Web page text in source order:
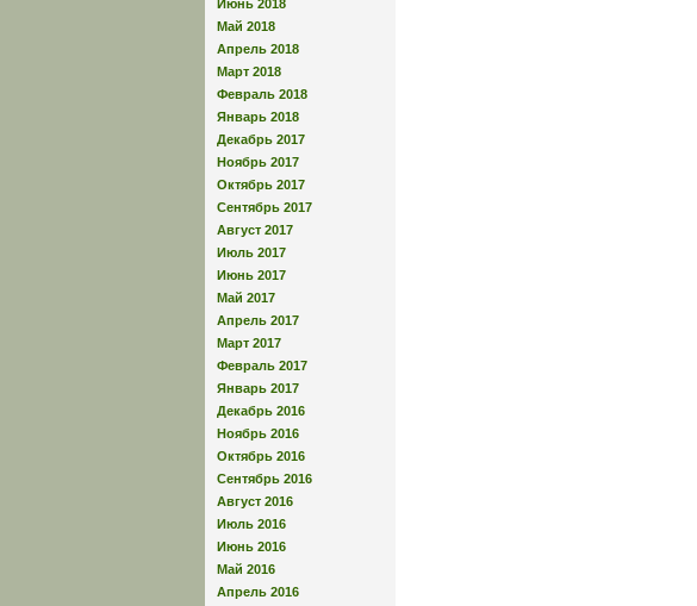
Июнь 2018
Май 2018
Апрель 2018
Март 2018
Февраль 2018
Январь 2018
Декабрь 2017
Ноябрь 2017
Октябрь 2017
Сентябрь 2017
Август 2017
Июль 2017
Июнь 2017
Май 2017
Апрель 2017
Март 2017
Февраль 2017
Январь 2017
Декабрь 2016
Ноябрь 2016
Октябрь 2016
Сентябрь 2016
Август 2016
Июль 2016
Июнь 2016
Май 2016
Апрель 2016